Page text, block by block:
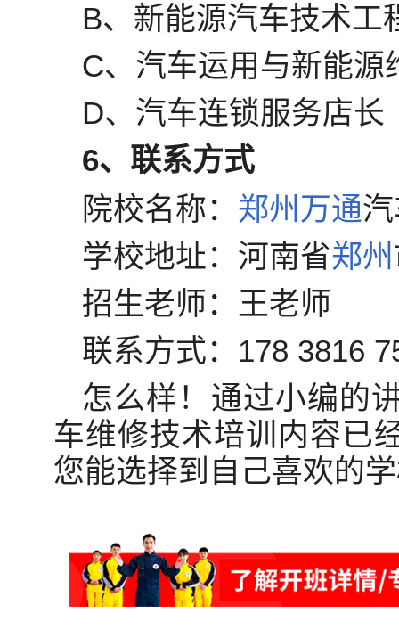
B、新能源汽车技术工
C、汽车运用与新能源
D、汽车连锁服务店长
6、联系方式
院校名称： 郑州 万通
学校地址：河南省郑州
招生老师：王老师
联系方式：178 3816
怎么样！通过小编的
车维修技术培训内容已
您能选择到自己喜欢的